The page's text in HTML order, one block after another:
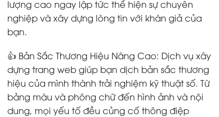
lượng cao ngay lập tức thể hiện sự chuyên
nghiệp và xây dựng lòng tin với khán giả của
bạn.
👍 Bản Sắc Thương Hiệu Nâng Cao: Dịch vụ xây
dựng trang web giúp bạn dịch bản sắc thương
hiệu của mình thành trải nghiệm kỹ thuật số. Từ
bảng màu và phông chữ đến hình ảnh và nội
dung, mọi yếu tố đều củng cố thông điệp